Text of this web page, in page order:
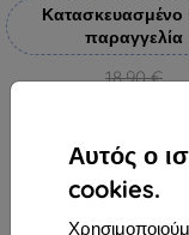
Αυτός ο
cookies.
Κατασκευασμένο
παραγγελία
18,90 €
Διαθέσιμο > 5 τεμ